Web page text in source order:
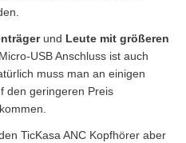
und Leute mit größeren
USB Anschluss ist auch
muss man an einigen
den geringeren Preis
TicKasa ANC Kopfhörer aber